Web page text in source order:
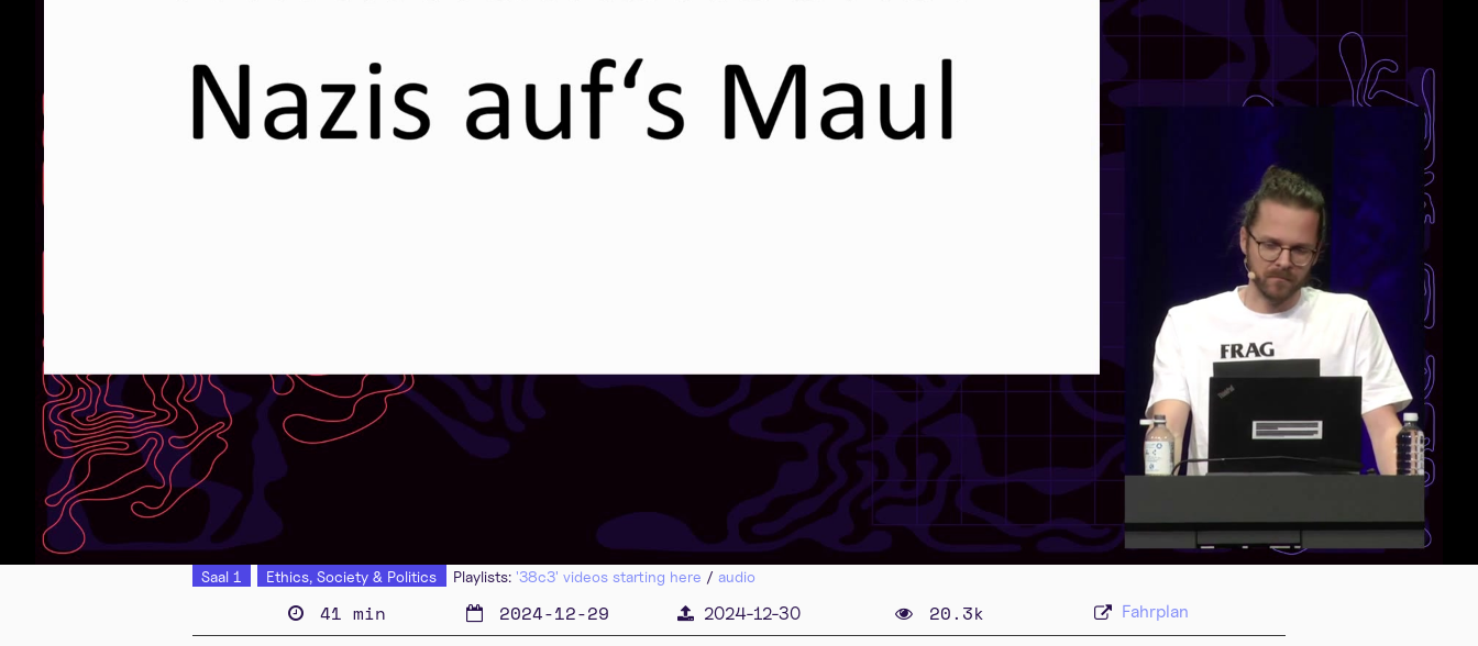
deu 1080p (mp4)
eng 1080p (mp4)
deu-eng 1080p (mp4)
deu-eng 1080p (webm)
deu-eng 576p (mp4)
Saal 1 Ethics, Society & Politics Playlists: '38c3' videos starting here / audio
41 min 2024-12-29 2024-12-30 20.3k Fahrplan